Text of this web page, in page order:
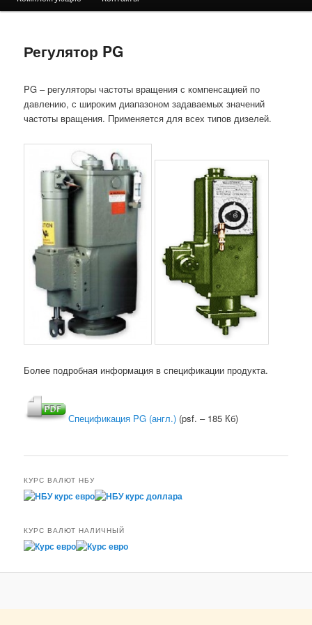
Регулятор PG
PG – регуляторы частоты вращения с компенсацией по
давлению, с широким диапазоном задаваемых значений
частоты вращения. Применяется для всех типов дизелей.
Более подробная информация в спецификации продукта.
Спецификация PG (англ.) (psf. – 185 Кб)
КУРС ВАЛЮТ НБУ
КУРС ВАЛЮТ НАЛИЧНЫЙ